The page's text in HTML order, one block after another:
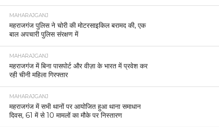
MAHARAJGANJ
महराजगंज पुलिस ने चोरी की मोटरसाइकिल बरामद की, एक
बाल अपचारी पुलिस संरक्षण में
MAHARAJGANJ
महराजगंज में बिना पासपोर्ट और वीज़ा के भारत में प्रवेश कर
रही चीनी महिला गिरफ्तार
MAHARAJGANJ
महराजगंज में सभी थानों पर आयोजित हुआ थाना समाधान
दिवस, 61 में से 10 मामलों का मौके पर निस्तारण